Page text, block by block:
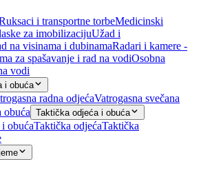
i transportne torbeMedicinski
za imobilizacijuUžad i
na visinama i dubinamaRadari i kamere -
za spašavanje i rad na vodiOsobna
vodi
i obuća
radna odjećaVatrogasna svečana
obuća Taktička odjeća i obuća
obućaTaktička odjećaTaktička